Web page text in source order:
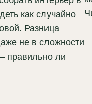
как случайно
Разница
не в сложности
правильно ли